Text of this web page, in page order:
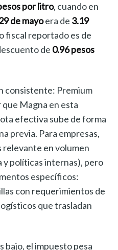
por litro, cuando en
de mayoera de 3.19
fiscal reportado es de
de 0.96 pesos
consistente: Premium
Magna en esta
efectiva sube de forma
previa. Para empresas,
relevante en volumen
políticas internas), pero
específicos:
con requerimientos de
que trasladan
bajo, el impuesto pesa